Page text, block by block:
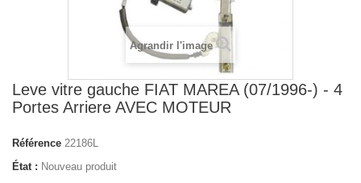
Agrandir l'image
Leve vitre gauche FIAT MAREA (07/1996-) - 4
Portes Arriere AVEC MOTEUR
Référence 22186L
État : Nouveau produit